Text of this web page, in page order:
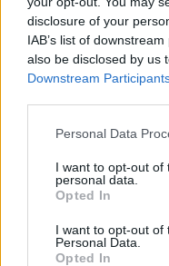
disclosure of your
IAB’s list of
also be disclosed by us
Downstream
Please note that this
not limited to your visit
grant or deny consent
use your data for below
consent section.
Personal Data
I want to opt-out of
personal data.
Opted In
I want to opt-out of
Personal Data.
Opted In